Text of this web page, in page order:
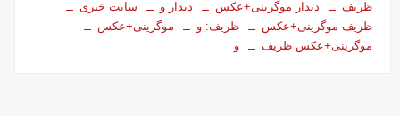
ظریف دیدار موگرینی+عکس دیدار و
سایت خبری
ظریف موگرینی+عکس
ظریف: و
موگرینی+عکس
موگرینی+عکس ظریف
و